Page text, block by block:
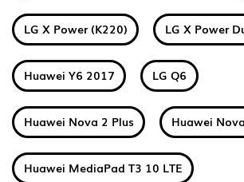
LG X Power (K220) LG X Power
Huawei Y6 2017 LG Q6
Huawei Nova 2 Plus Huawei
Huawei MediaPad T3 10 LTE